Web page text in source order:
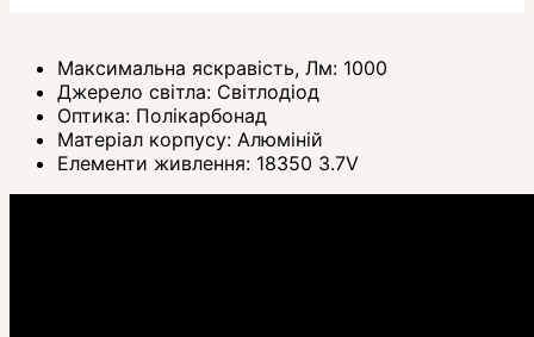
Максимальна яскравість, Лм: 1000
Джерело світла: Світлодіод
Оптика: Полікарбонад
Матеріал корпусу: Алюміній
Елементи живлення: 18350 3.7V